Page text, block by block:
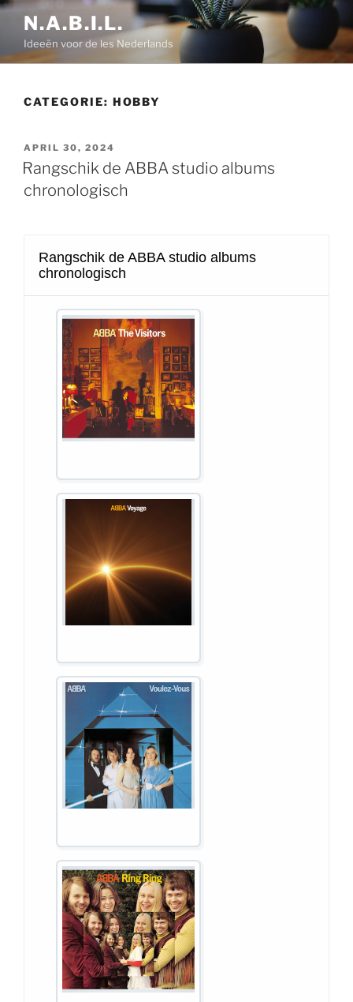
Ga
inhoud
N.A.B.I.L.
Ideeën voor de les Nederlands
CATEGORIE: HOBBY
GEPLAATST
OP
APRIL 30, 2024
Rangschik de ABBA studio albums
chronologisch